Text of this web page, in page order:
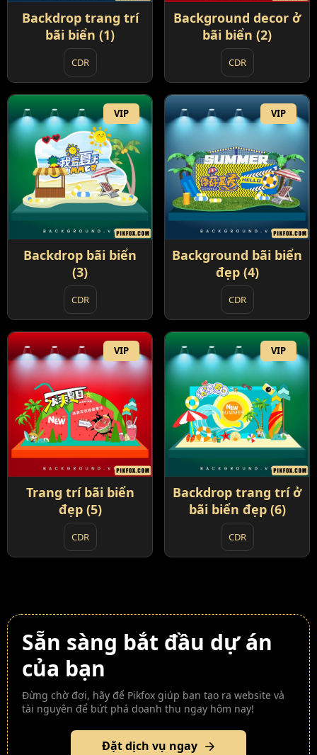
Backdrop trang trí
bãi biển (1)
CDR
Background decor ở
bãi biển (2)
CDR
VIP
Backdrop bãi biển
(3)
CDR
VIP
Background bãi biển
đẹp (4)
CDR
VIP
Trang trí bãi biển
đẹp (5)
CDR
VIP
Backdrop trang trí ở
bãi biển đẹp (6)
CDR
Sẵn sàng bắt đầu dự án
của bạn
Đừng chờ đợi, hãy để Pikfox giúp bạn tạo ra website và
tài nguyên để bứt phá doanh thu ngay hôm nay!
Đặt dịch vụ ngay